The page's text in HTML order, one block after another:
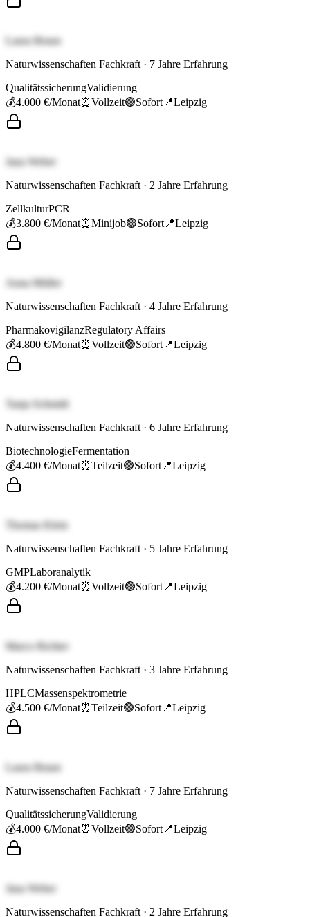
Laura Braun
Naturwissenschaften Fachkraft · 7 Jahre Erfahrung
QualitätssicherungValidierung
💰4.000 €/Monat⏰Vollzeit🟢Sofort 📍Leipzig
Jana Weber
Naturwissenschaften Fachkraft · 2 Jahre Erfahrung
ZellkulturPCR
💰3.800 €/Monat⏰Minijob🟢Sofort 📍Leipzig
Anna Müller
Naturwissenschaften Fachkraft · 4 Jahre Erfahrung
PharmakovigilanzRegulatory Affairs
💰4.800 €/Monat⏰Vollzeit🟢Sofort 📍Leipzig
Tanja Schmidt
Naturwissenschaften Fachkraft · 6 Jahre Erfahrung
BiotechnologieFermentation
💰4.400 €/Monat⏰Teilzeit🟢Sofort 📍Leipzig
Thomas Klein
Naturwissenschaften Fachkraft · 5 Jahre Erfahrung
GMPLaboranalytik
💰4.200 €/Monat⏰Vollzeit🟢Sofort 📍Leipzig
Marco Richter
Naturwissenschaften Fachkraft · 3 Jahre Erfahrung
HPLCMassenspektrometrie
💰4.500 €/Monat⏰Teilzeit🟢Sofort 📍Leipzig
Laura Braun
Naturwissenschaften Fachkraft · 7 Jahre Erfahrung
QualitätssicherungValidierung
💰4.000 €/Monat⏰Vollzeit🟢Sofort 📍Leipzig
Jana Weber
Naturwissenschaften Fachkraft · 2 Jahre Erfahrung